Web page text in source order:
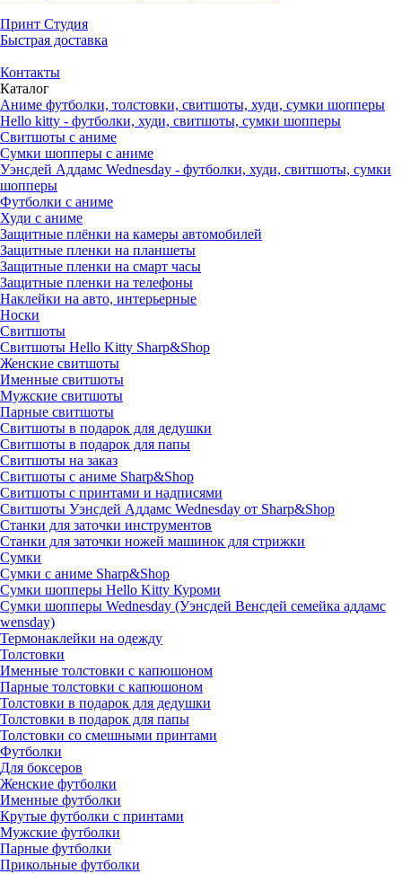
Принт Студия
Быстрая доставка
Контакты
Каталог
Аниме футболки, толстовки, свитшоты, худи, сумки шопперы
Hello kitty - футболки, худи, свитшоты, сумки шопперы
Свитшоты с аниме
Сумки шопперы с аниме
Уэнсдей Аддамс Wednesday - футболки, худи, свитшоты, сумки
шопперы
Футболки с аниме
Худи с аниме
Защитные плёнки на камеры автомобилей
Защитные пленки на планшеты
Защитные пленки на смарт часы
Защитные пленки на телефоны
Наклейки на авто, интерьерные
Носки
Свитшоты
Cвитшоты Hello Kitty Sharp&Shop
Женские свитшоты
Именные свитшоты
Мужские свитшоты
Парные свитшоты
Свитшоты в подарок для дедушки
Свитшоты в подарок для папы
Свитшоты на заказ
Свитшоты с аниме Sharp&Shop
Свитшоты с принтами и надписями
Свитшоты Уэнсдей Аддамс Wednesday от Sharp&Shop
Станки для заточки инструментов
Станки для заточки ножей машинок для стрижки
Сумки
Сумки с аниме Sharp&Shop
Сумки шопперы Hello Kitty Куроми
Сумки шопперы Wednesday (Уэнсдей Венсдей семейка аддамс
wensday)
Термонаклейки на одежду
Толстовки
Именные толстовки с капюшоном
Парные толстовки с капюшоном
Толстовки в подарок для дедушки
Толстовки в подарок для папы
Толстовки со смешными принтами
Футболки
Для боксеров
Женские футболки
Именные футболки
Крутые футболки с принтами
Мужские футболки
Парные футболки
Прикольные футболки